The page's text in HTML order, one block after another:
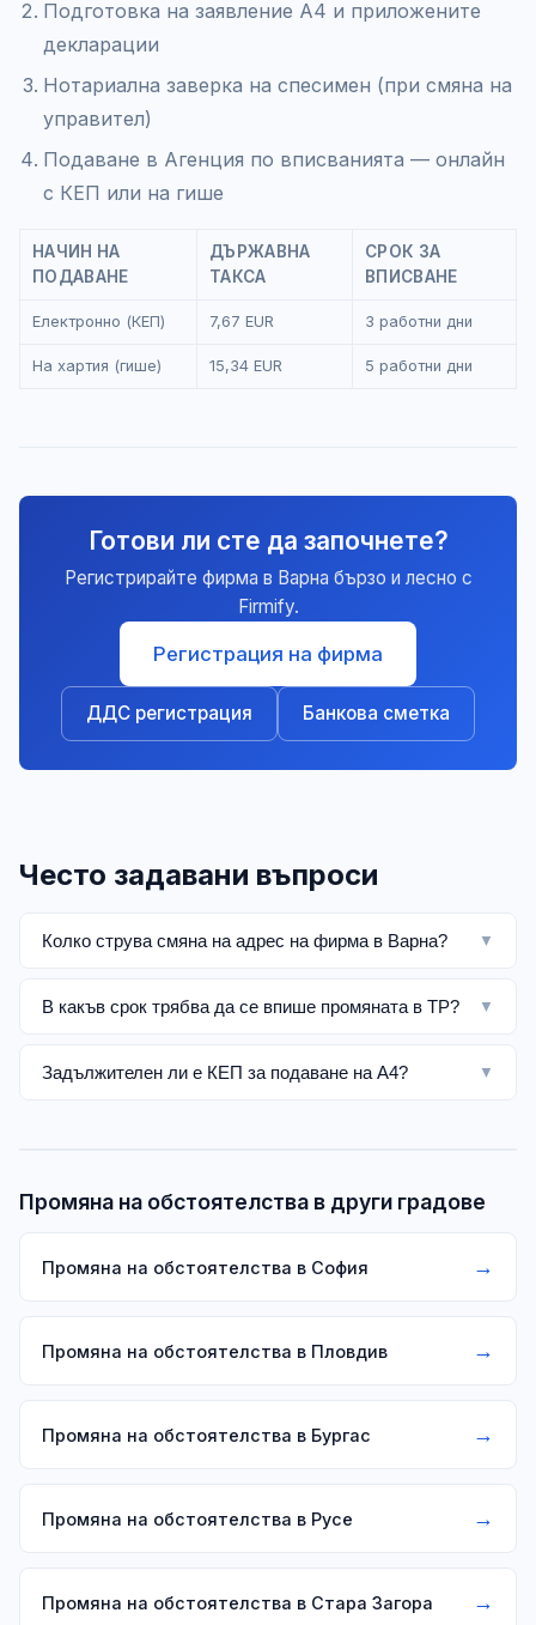
Подготовка на заявление А4 и приложените
декларации
Нотариална заверка на спесимен (при смяна на
управител)
Подаване в Агенция по вписванията — онлайн
с КЕП или на гише
НАЧИН НА
ПОДАВАНЕ
ДЪРЖАВНА
ТАКСА
СРОК ЗА
ВПИСВАНЕ
Електронно (КЕП) 7,67 EUR 3 работни дни
На хартия (гише) 15,34 EUR 5 работни дни
Готови ли сте да започнете?
Регистрирайте фирма в Варна бързо и лесно с
Firmify.
Регистрация на фирма
ДДС регистрация Банкова сметка
Често задавани въпроси
Колко струва смяна на адрес на фирма в Варна? ▼
В какъв срок трябва да се впише промяната в ТР? ▼
Задължителен ли е КЕП за подаване на А4? ▼
Промяна на обстоятелства в други градове
Промяна на обстоятелства в София →
Промяна на обстоятелства в Пловдив →
Промяна на обстоятелства в Бургас →
Промяна на обстоятелства в Русе →
Промяна на обстоятелства в Стара Загора →